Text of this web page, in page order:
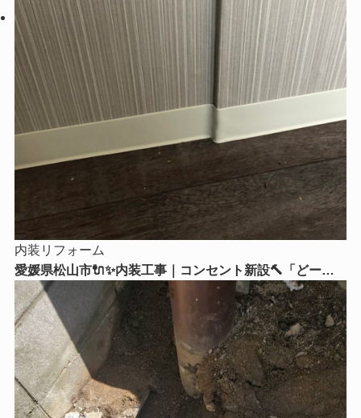
内装リフォーム
愛媛県松山市🔌✨内装工事｜コンセント新設🔨「どーー
してもここにコンセントが欲しい！」そんなお悩みはリ
フォームストアにご相談ください😊